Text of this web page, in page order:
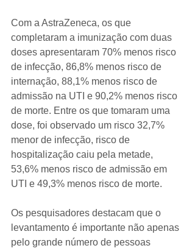
Com a AstraZeneca, os que
completaram a imunização com duas
doses apresentaram 70% menos risco
de infecção, 86,8% menos risco de
internação, 88,1% menos risco de
admissão na UTI e 90,2% menos risco
de morte. Entre os que tomaram uma
dose, foi observado um risco 32,7%
menor de infecção, risco de
hospitalização caiu pela metade,
53,6% menos risco de admissão em
UTI e 49,3% menos risco de morte.
Os pesquisadores destacam que o
levantamento é importante não apenas
pelo grande número de pessoas